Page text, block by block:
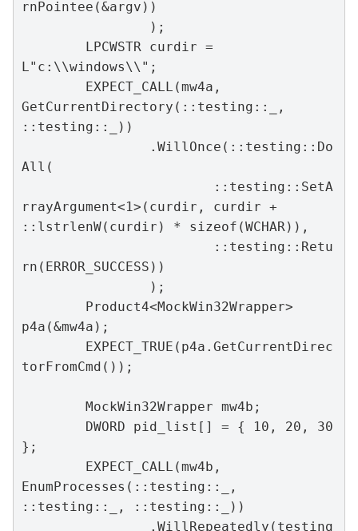
rnPointee(&argv))
L"c:\\windows\\";
GetCurrentDirectory(::testing::_,
::testing::_))
All(
rrayArgument<1>(curdir, curdir +
::lstrlenW(curdir) * sizeof(WCHAR)),
rn(ERROR_SUCCESS))
p4a(&mw4a);
torFromCmd());
};
EnumProcesses(::testing::_,
::testing::_, ::testing::_))